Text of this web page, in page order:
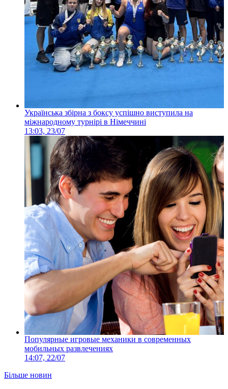
Українська збірна з боксу успішно виступила на
міжнародному турнірі в Німеччині
13:03, 23/07
Популярные игровые механики в современных
мобильных развлечениях
14:07, 22/07
Більше новин